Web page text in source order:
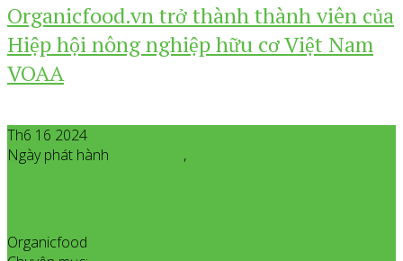
Organicfood.vn trở thành thành viên của
Hiệp hội nông nghiệp hữu cơ Việt Nam
VOAA
Th6 16 2024
Ngày phát hành
,
Organicfood